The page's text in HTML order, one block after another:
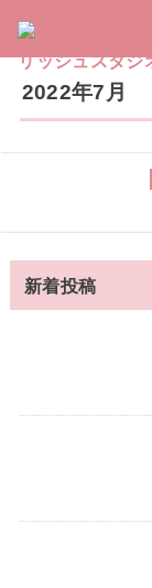
2022年7月
新着投稿